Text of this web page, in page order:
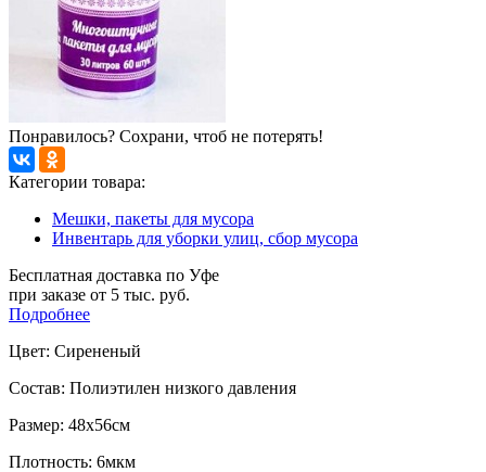
Понравилось? Сохрани, чтоб не потерять!
Категории товара:
Мешки, пакеты для мусора
Инвентарь для уборки улиц, сбор мусора
Бесплатная доставка по Уфе
при заказе от 5 тыс. руб.
Подробнее
Цвет: Сирененый
Состав: Полиэтилен низкого давления
Размер: 48x56см
Плотность: 6мкм